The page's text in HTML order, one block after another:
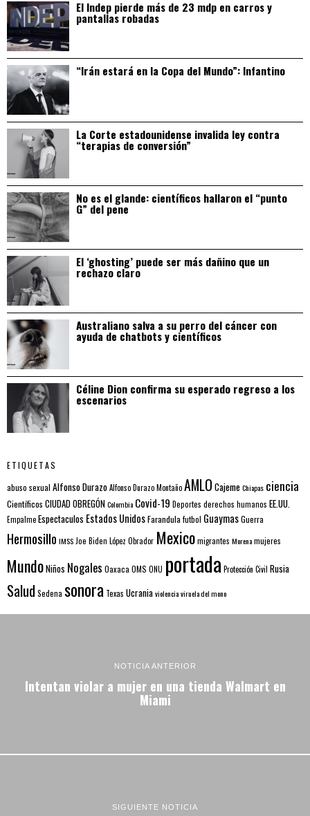
El Indep pierde más de 23 mdp en carros y
pantallas robadas
“Irán estará en la Copa del Mundo”: Infantino
La Corte estadounidense invalida ley contra
“terapias de conversión”
No es el glande: científicos hallaron el “punto
G” del pene
El ‘ghosting’ puede ser más dañino que un
rechazo claro
Australiano salva a su perro del cáncer con
ayuda de chatbots y científicos
Céline Dion confirma su esperado regreso a los
escenarios
ETIQUETAS
abuso sexual Alfonso DurazoAlfonso Durazo MontañoAMLO CajemeChiapas ciencia
Científicos CIUDAD OBREGÓNColombia Covid-19 Deportes derechos humanos EE.UU.
EmpalmeEspectaculos Estados UnidosFarandulafutbol GuaymasGuerra
Hermosillo IMSS Joe Biden López Obrador Mexicomigrantes Morenamujeres
MundoNiños Nogales Oaxaca OMS ONU portada Protección Civil Rusia
Salud Sedena sonora Texas Ucraniaviolenciaviruela del mono
NOTICIA ANTERIOR
Intentan violar a mujer en una tienda Walmart en
Miami
SIGUIENTE NOTICIA